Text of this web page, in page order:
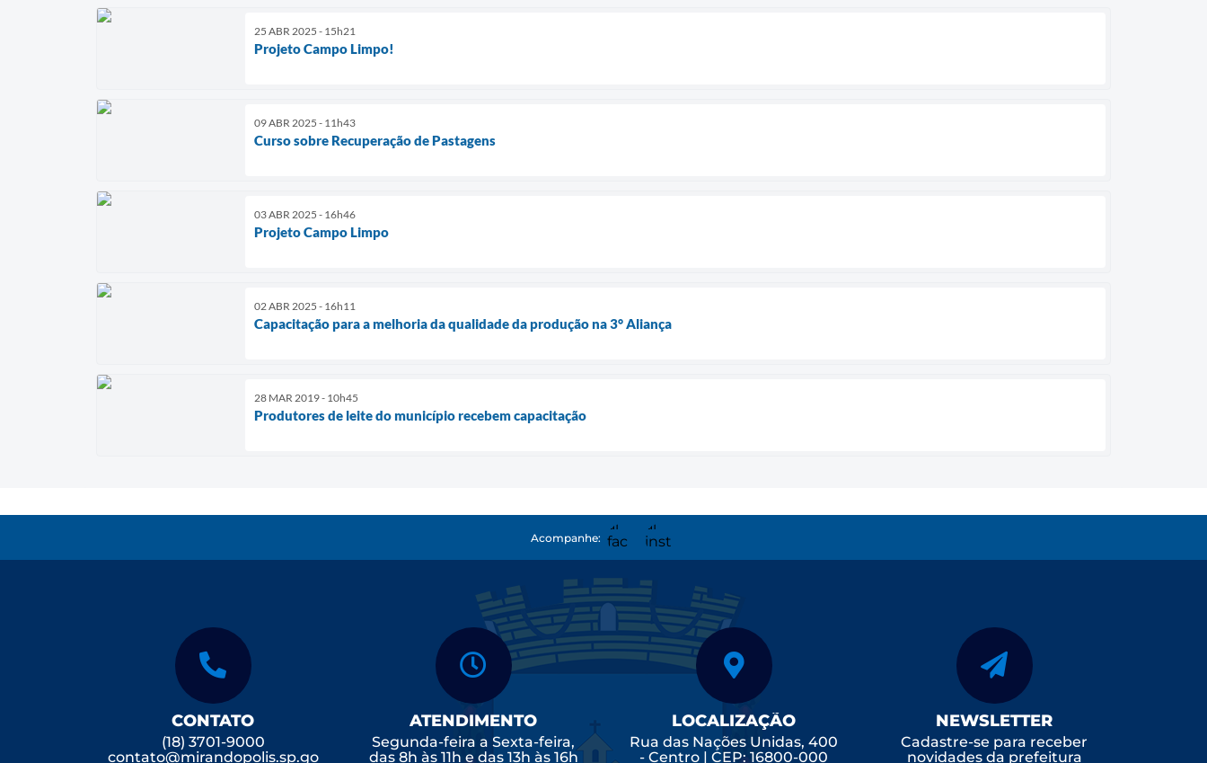
25 ABR 2025 - 15h21
Projeto Campo Limpo!
09 ABR 2025 - 11h43
Curso sobre Recuperação de Pastagens
03 ABR 2025 - 16h46
Projeto Campo Limpo
02 ABR 2025 - 16h11
Capacitação para a melhoria da qualidade da produção na 3° Aliança
28 MAR 2019 - 10h45
Produtores de leite do município recebem capacitação
Acompanhe:
CONTATO
(18) 3701-9000
contato@mirandopolis.sp.go
ATENDIMENTO
Segunda-feira a Sexta-feira,
das 8h às 11h e das 13h às 16h
LOCALIZAÇÃO
Rua das Nações Unidas, 400
- Centro | CEP: 16800-000
NEWSLETTER
Cadastre-se para receber
novidades da prefeitura